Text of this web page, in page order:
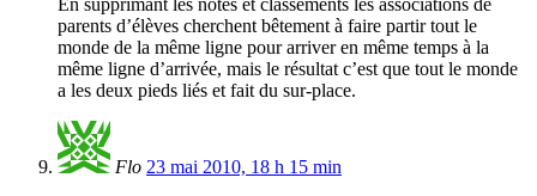
En supprimant les notes et classements les associations de
parents d’élèves cherchent bêtement à faire partir tout le
monde de la même ligne pour arriver en même temps à la
même ligne d’arrivée, mais le résultat c’est que tout le monde
a les deux pieds liés et fait du sur-place.
Flo 23 mai 2010, 18 h 15 min